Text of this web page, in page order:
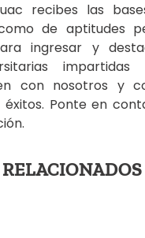
recibes las
de aptitudes
ingresar y
con nosotros y
éxitos. Ponte en